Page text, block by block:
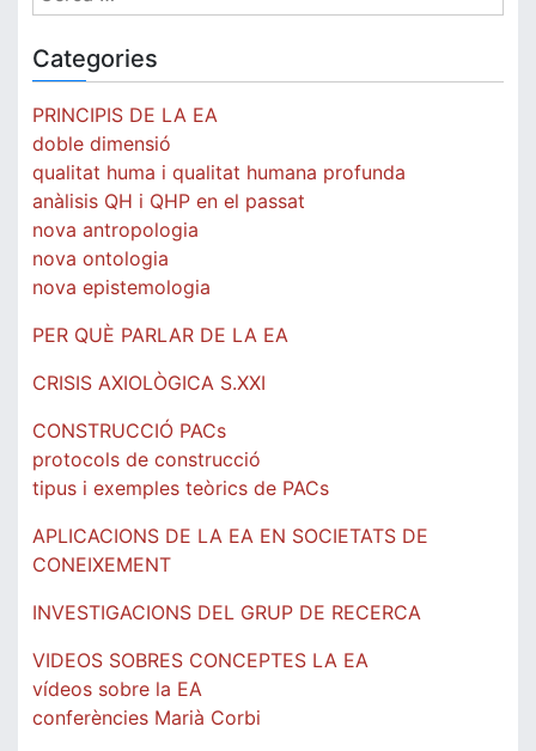
Categories
PRINCIPIS DE LA EA
doble dimensió
qualitat huma i qualitat humana profunda
anàlisis QH i QHP en el passat
nova antropologia
nova ontologia
nova epistemologia
PER QUÈ PARLAR DE LA EA
CRISIS AXIOLÒGICA S.XXI
CONSTRUCCIÓ PACs
protocols de construcció
tipus i exemples teòrics de PACs
APLICACIONS DE LA EA EN SOCIETATS DE
CONEIXEMENT
INVESTIGACIONS DEL GRUP DE RECERCA
VIDEOS SOBRES CONCEPTES LA EA
vídeos sobre la EA
conferències Marià Corbi